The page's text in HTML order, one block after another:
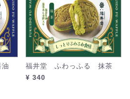
福井堂 ふわっふる 抹茶
¥ 340